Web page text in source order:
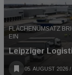
FLÄCHENUMSATZ
EIN
Leipziger
05. AUGUST 2026 /